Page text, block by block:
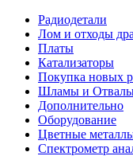
Радиодетали
Лом и отходы
Платы
Катализаторы
Покупка новых
Шламы и
Дополнительно
Оборудование
Цветные
Спектрометр